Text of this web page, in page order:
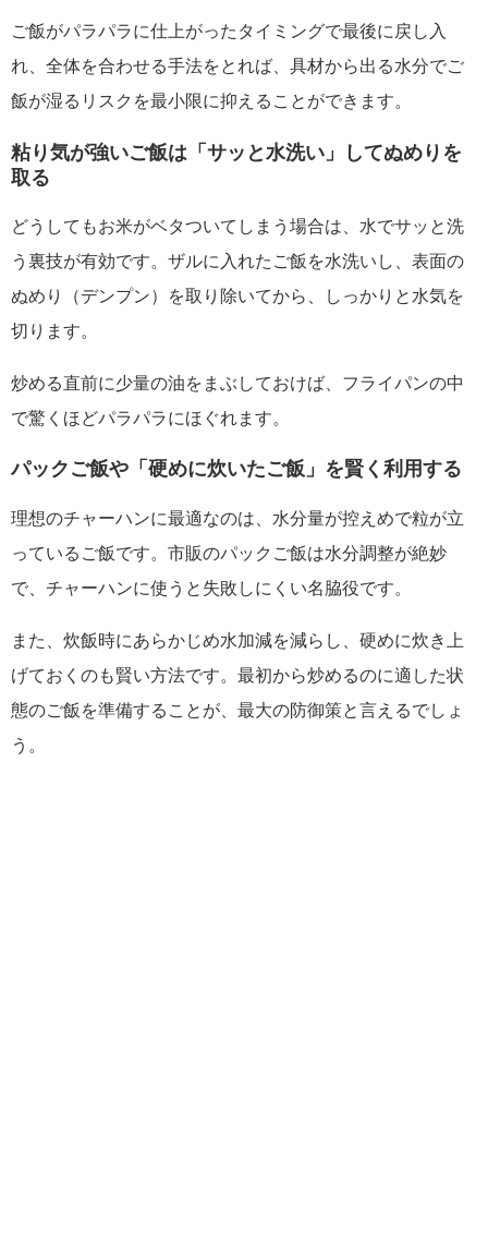
ご飯がパラパラに仕上がったタイミングで最後に戻し入
れ、全体を合わせる手法をとれば、具材から出る水分でご
飯が湿るリスクを最小限に抑えることができます。
粘り気が強いご飯は「サッと水洗い」してぬめりを
取る
どうしてもお米がベタついてしまう場合は、水でサッと洗
う裏技が有効です。ザルに入れたご飯を水洗いし、表面の
ぬめり（デンプン）を取り除いてから、しっかりと水気を
切ります。
炒める直前に少量の油をまぶしておけば、フライパンの中
で驚くほどパラパラにほぐれます。
パックご飯や「硬めに炊いたご飯」を賢く利用する
理想のチャーハンに最適なのは、水分量が控えめで粒が立
っているご飯です。市販のパックご飯は水分調整が絶妙
で、チャーハンに使うと失敗しにくい名脇役です。
また、炊飯時にあらかじめ水加減を減らし、硬めに炊き上
げておくのも賢い方法です。最初から炒めるのに適した状
態のご飯を準備することが、最大の防御策と言えるでしょ
う。